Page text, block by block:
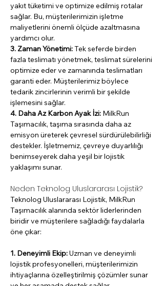
yakıt tüketimi ve optimize edilmiş rotalar
sağlar. Bu, müşterilerimizin işletme
maliyetlerini önemli ölçüde azaltmasına
yardımcı olur.
3. Zaman Yönetimi: Tek seferde birden
fazla teslimatı yönetmek, teslimat sürelerini
optimize eder ve zamanında teslimatları
garanti eder. Müşterilerimiz böylece
tedarik zincirlerinin verimli bir şekilde
işlemesini sağlar.
4. Daha Az Karbon Ayak İzi: MilkRun
Taşımacılık, taşıma sırasında daha az
emisyon üreterek çevresel sürdürülebilirliği
destekler. İşletmemiz, çevreye duyarlılığı
benimseyerek daha yeşil bir lojistik
yaklaşımı sunar.
Neden Teknolog Uluslararası Lojistik?
Teknolog Uluslararası Lojistik, MilkRun
Taşımacılık alanında sektör liderlerinden
biridir ve müşterilere sağladığı faydalarla
öne çıkar:
1. Deneyimli Ekip: Uzman ve deneyimli
lojistik profesyonelleri, müşterilerimizin
ihtiyaçlarına özelleştirilmiş çözümler sunar